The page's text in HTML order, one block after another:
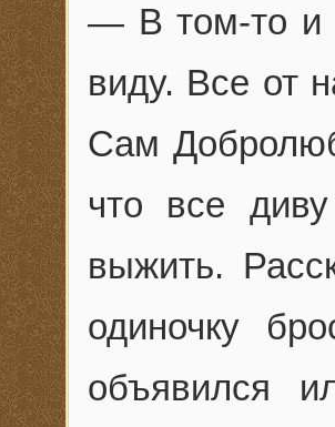
— В том-то и
виду. Все от
Сам
что все
выжить.
одиночку
объявился